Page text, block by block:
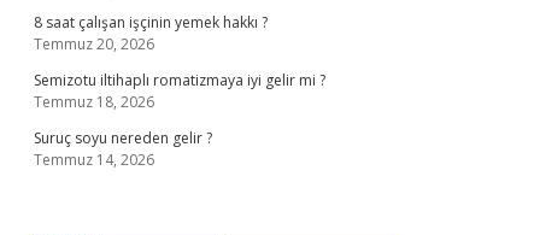
8 saat çalışan işçinin yemek hakkı ?
Temmuz 20, 2026
Semizotu iltihaplı romatizmaya iyi gelir mi ?
Temmuz 18, 2026
Suruç soyu nereden gelir ?
Temmuz 14, 2026